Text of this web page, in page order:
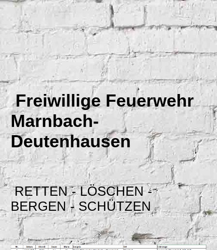
Freiwillige Feuerwehr
Marnbach-
Deutenhausen
RETTEN - LÖSCHEN -
BERGEN - SCHÜTZEN